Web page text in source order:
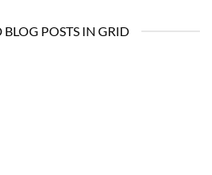
POSTS IN GRID